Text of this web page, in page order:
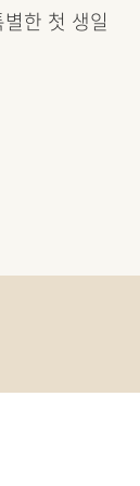
한 첫 생일